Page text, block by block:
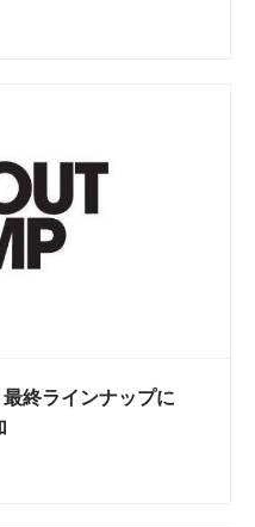
終ラインナップに